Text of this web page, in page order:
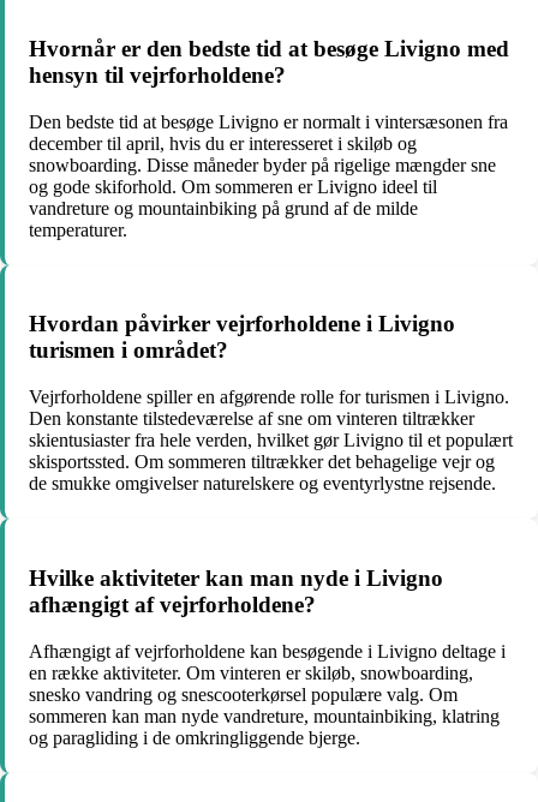
Hvornår er den bedste tid at besøge Livigno med
hensyn til vejrforholdene?
Den bedste tid at besøge Livigno er normalt i vintersæsonen fra
december til april, hvis du er interesseret i skiløb og
snowboarding. Disse måneder byder på rigelige mængder sne
og gode skiforhold. Om sommeren er Livigno ideel til
vandreture og mountainbiking på grund af de milde
temperaturer.
Hvordan påvirker vejrforholdene i Livigno
turismen i området?
Vejrforholdene spiller en afgørende rolle for turismen i Livigno.
Den konstante tilstedeværelse af sne om vinteren tiltrækker
skientusiaster fra hele verden, hvilket gør Livigno til et populært
skisportssted. Om sommeren tiltrækker det behagelige vejr og
de smukke omgivelser naturelskere og eventyrlystne rejsende.
Hvilke aktiviteter kan man nyde i Livigno
afhængigt af vejrforholdene?
Afhængigt af vejrforholdene kan besøgende i Livigno deltage i
en række aktiviteter. Om vinteren er skiløb, snowboarding,
snesko vandring og snescooterkørsel populære valg. Om
sommeren kan man nyde vandreture, mountainbiking, klatring
og paragliding i de omkringliggende bjerge.